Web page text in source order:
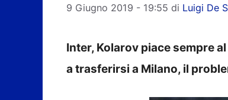
9 Giugno 2019 - 19:55 di Luigi De
Inter, Kolarov piace sempre
a trasferirsi a Milano, il